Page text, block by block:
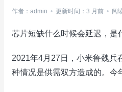
作者：admin • 更新时间：3 月前 • 阅
芯片短缺什么时候会延迟，是
2021年4月27日，小米鲁魏兵
种情况是供需双方造成的。今